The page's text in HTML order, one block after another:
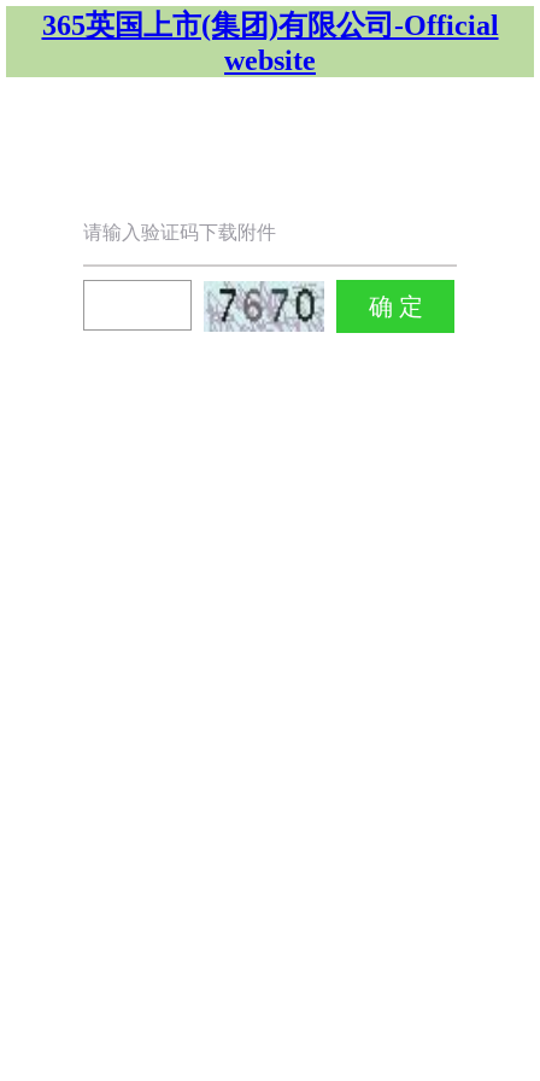
365英国上市(集团)有限公司-Official
website
请输入验证码下载附件